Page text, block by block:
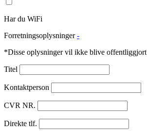
Har du WiFi
Forretningsoplysninger -
*Disse oplysninger vil ikke blive offentliggjort
Titel
Kontaktperson
CVR NR.
Direkte tlf.